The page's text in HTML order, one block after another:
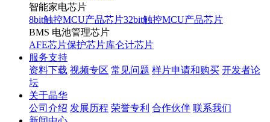
智能家电芯片
8bit触控MCU产品芯片32bit触控MCU产品芯片
BMS 电池管理芯片
AFE芯片保护芯片库仑计芯片
服务支持
资料下载 视频专区 常见问题 样片申请和购买 开发者论
坛
关于晶华
公司介绍 发展历程 荣誉专利 合作伙伴 联系我们